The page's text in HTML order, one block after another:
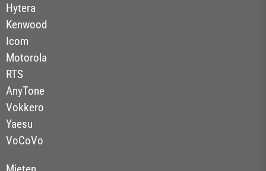
Hytera
Kenwood
Icom
Motorola
RTS
AnyTone
Vokkero
Yaesu
VoCoVo